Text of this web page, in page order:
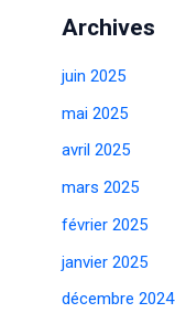
Archives
juin 2025
mai 2025
avril 2025
mars 2025
février 2025
janvier 2025
décembre 2024